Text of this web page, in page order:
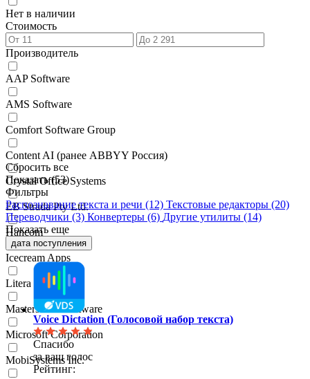
Нет в наличии
Стоимость
Производитель
AAP Software
AMS Software
Comfort Software Group
Content AI (ранее ABBYY Россия)
Crystal Office Systems
EB Strada Pty Ltd.
Hancom
Icecream Apps
Litera
Masters ITC Software
Microsoft Corporation
MobiSystems Inc.
Сбросить все
Показать (53)
Фильтры
Распознавание текста и речи (12) Текстовые редакторы (20)
Переводчики (3) Конвертеры (6) Другие утилиты (14)
Показать еще
дата поступления
Voice Dictation (Голосовой набор текста)
Спасибо
за ваш голос
Рейтинг: